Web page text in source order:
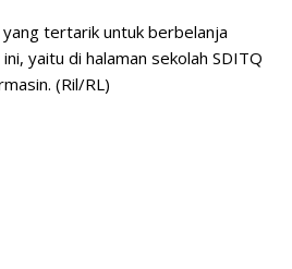
tertarik untuk berbelanja
yaitu di halaman sekolah SDITQ
(Ril/RL)